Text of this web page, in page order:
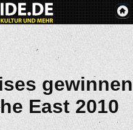
gewinnen
East 2010